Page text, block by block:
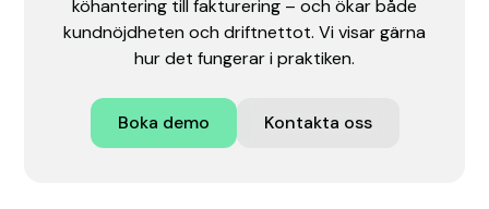
köhantering till fakturering – och ökar både
kundnöjdheten och driftnettot. Vi visar gärna
hur det fungerar i praktiken.
Boka demo Kontakta oss